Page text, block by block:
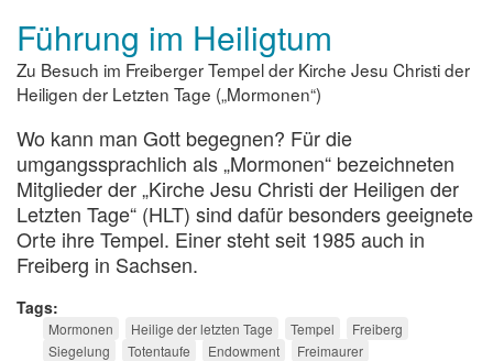
Führung im Heiligtum
Zu Besuch im Freiberger Tempel der Kirche Jesu Christi der
Heiligen der Letzten Tage („Mormonen“)
Wo kann man Gott begegnen? Für die
umgangssprachlich als „Mormonen“ bezeichneten
Mitglieder der „Kirche Jesu Christi der Heiligen der
Letzten Tage“ (HLT) sind dafür besonders geeignete
Orte ihre Tempel. Einer steht seit 1985 auch in
Freiberg in Sachsen.
Tags
Mormonen Heilige der letzten Tage Tempel
Freiberg
Siegelung
Totentaufe Endowment Freimaurer